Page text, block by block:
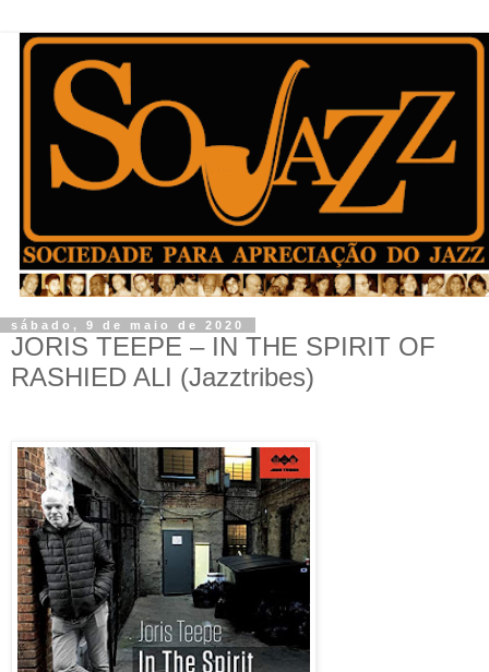
sábado, 9 de maio de 2020
JORIS TEEPE – IN THE SPIRIT OF
RASHIED ALI (Jazztribes)